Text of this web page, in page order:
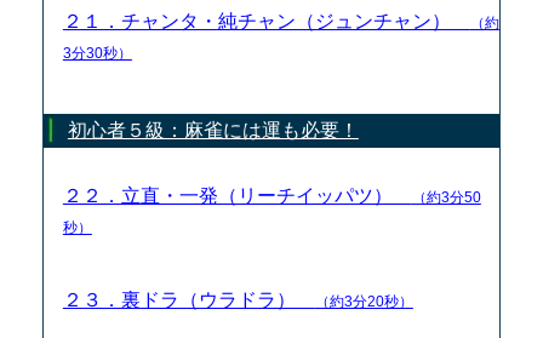
２１．チャンタ・純チャン（ジュンチャン）
（約
3分30秒）
初心者５級：麻雀には運も必要！
２２．立直・一発（リーチイッパツ）
（約3分50
秒）
２３．裏ドラ（ウラドラ） （約3分20秒）